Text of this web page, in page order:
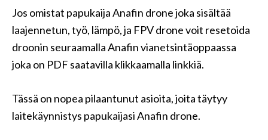
Jos omistat papukaija Anafin drone joka sisältää
laajennetun, työ, lämpö, ​​ja FPV drone voit resetoida
droonin seuraamalla Anafin vianetsintäoppaassa
joka on PDF saatavilla klikkaamalla linkkiä.
Tässä on nopea pilaantunut asioita, joita täytyy
laitekäynnistys papukaijasi Anafin drone.